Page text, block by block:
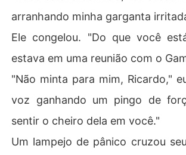
arranhando minha garganta
Ele congelou. "Do que você
estava em uma reunião com o
"Não minta para mim, Ricardo,"
voz ganhando um pingo de
sentir o cheiro dela em você."
Um lampejo de pânico cruzou